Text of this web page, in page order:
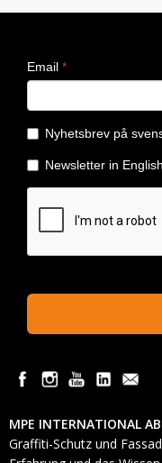
MPE INTERNATIONAL AB
Graffiti-Schutz und